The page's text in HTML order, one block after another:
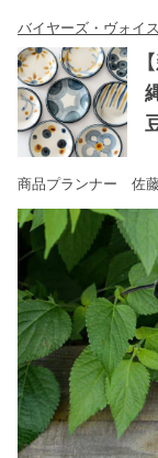
バイヤーズ・ヴォイス
商品プランナー 佐